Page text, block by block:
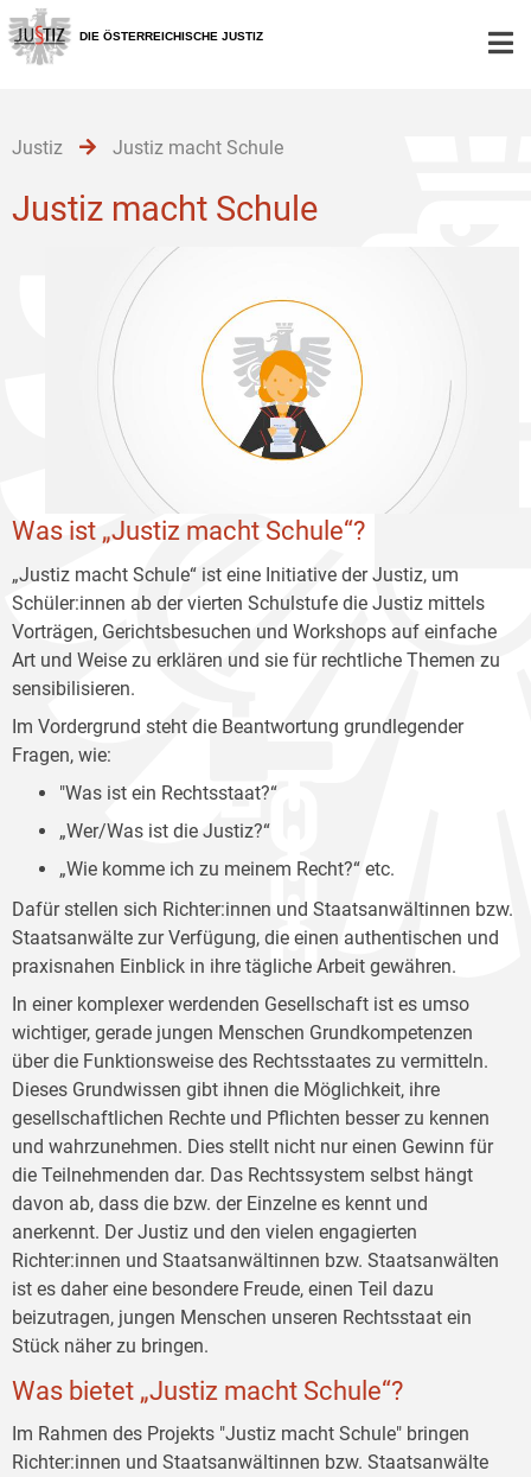
Zur
Hauptnavigation
[1]
Zum
Inhalt
[2]
Zum
Untermenü
[3]
DIE ÖSTERREICHISCHE JUSTIZ
Justiz Justiz macht Schule
Justiz macht Schule
Was ist „Justiz macht Schule“?
„Justiz macht Schule“ ist eine Initiative der Justiz, um
Schüler:innen ab der vierten Schulstufe die Justiz mittels
Vorträgen, Gerichtsbesuchen und Workshops auf einfache
Art und Weise zu erklären und sie für rechtliche Themen zu
sensibilisieren.
Im Vordergrund steht die Beantwortung grundlegender
Fragen, wie:
"Was ist ein Rechtsstaat?“
„Wer/Was ist die Justiz?“
„Wie komme ich zu meinem Recht?“ etc.
Dafür stellen sich Richter:innen und Staatsanwältinnen bzw.
Staatsanwälte zur Verfügung, die einen authentischen und
praxisnahen Einblick in ihre tägliche Arbeit gewähren.
In einer komplexer werdenden Gesellschaft ist es umso
wichtiger, gerade jungen Menschen Grundkompetenzen
über die Funktionsweise des Rechtsstaates zu vermitteln.
Dieses Grundwissen gibt ihnen die Möglichkeit, ihre
gesellschaftlichen Rechte und Pflichten besser zu kennen
und wahrzunehmen. Dies stellt nicht nur einen Gewinn für
die Teilnehmenden dar. Das Rechtssystem selbst hängt
davon ab, dass die bzw. der Einzelne es kennt und
anerkennt. Der Justiz und den vielen engagierten
Richter:innen und Staatsanwältinnen bzw. Staatsanwälten
ist es daher eine besondere Freude, einen Teil dazu
beizutragen, jungen Menschen unseren Rechtsstaat ein
Stück näher zu bringen.
Was bietet „Justiz macht Schule“?
Im Rahmen des Projekts "Justiz macht Schule" bringen
Richter:innen und Staatsanwältinnen bzw. Staatsanwälte